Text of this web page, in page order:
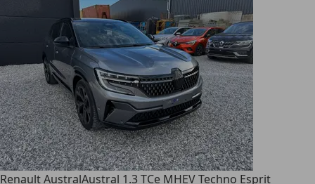
Renault AustralAustral 1.3 TCe MHEV Techno Esprit